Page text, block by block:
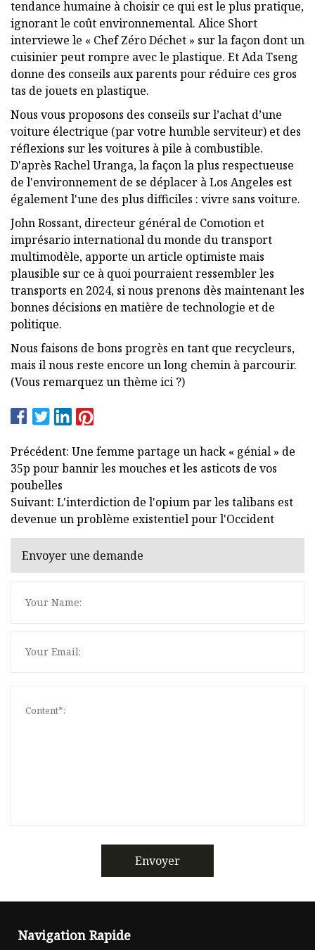
tendance humaine à choisir ce qui est le plus pratique,
ignorant le coût environnemental. Alice Short
interviewe le « Chef Zéro Déchet » sur la façon dont un
cuisinier peut rompre avec le plastique. Et Ada Tseng
donne des conseils aux parents pour réduire ces gros
tas de jouets en plastique.
Nous vous proposons des conseils sur l’achat d’une
voiture électrique (par votre humble serviteur) et des
réflexions sur les voitures à pile à combustible.
D'après Rachel Uranga, la façon la plus respectueuse
de l'environnement de se déplacer à Los Angeles est
également l'une des plus difficiles : vivre sans voiture.
John Rossant, directeur général de Comotion et
imprésario international du monde du transport
multimodèle, apporte un article optimiste mais
plausible sur ce à quoi pourraient ressembler les
transports en 2024, si nous prenons dès maintenant les
bonnes décisions en matière de technologie et de
politique.
Nous faisons de bons progrès en tant que recycleurs,
mais il nous reste encore un long chemin à parcourir.
(Vous remarquez un thème ici ?)
Précédent: Une femme partage un hack « génial » de
35p pour bannir les mouches et les asticots de vos
poubelles
Suivant: L'interdiction de l'opium par les talibans est
devenue un problème existentiel pour l'Occident
Envoyer une demande
Envoyer
Navigation Rapide